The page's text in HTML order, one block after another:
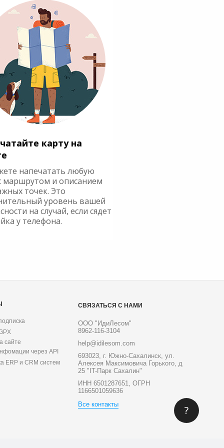
карту на
напечатать любую
маршрутом и описанием
точек. Это
уровень вашей
на случай, если сядет
у телефона.
сайте
через API
ERP и CRM систем
СВЯЗАТЬСЯ С НАМИ
ООО "ИдиЛесом"
8962-116-3104
help@idilesom.com
693023, г. Южно-Сахалинск, ул.
Алексея Максимовича Горького, д
25 "IT-Парк Сахалин"
ИНН 6501287651, ОГРН
1166501059636
Все контакты
?